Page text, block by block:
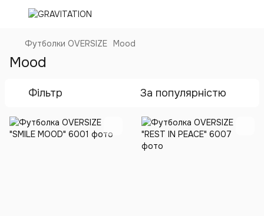
Футболки OVERSIZE Mood
Mood
Фільтр За популярністю